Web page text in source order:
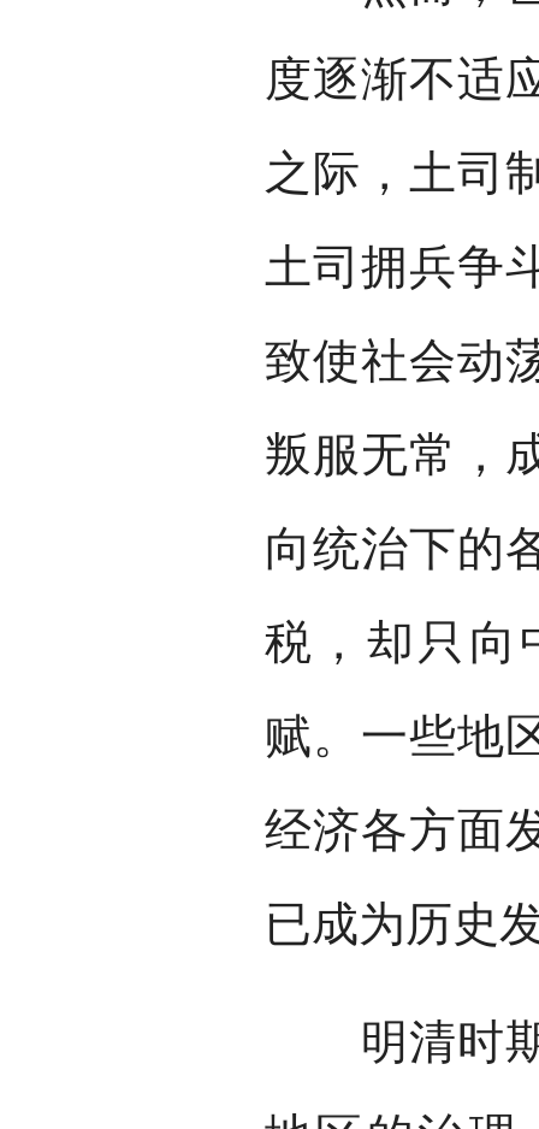
度逐渐不适
之际，土司
土司拥兵争
致使社会动
叛服无常，
向统治下的
税，却只向
赋。一些地
经济各方面
已成为历史
明清时期